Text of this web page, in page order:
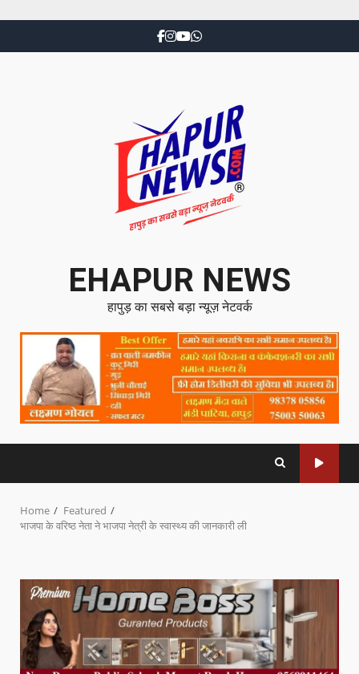
EHAPUR NEWS
हापुड़ का सबसे बड़ा न्यूज़ नेटवर्क
Home
Featured
भाजपा के वरिष्ठ नेता ने भाजपा नेत्री के स्वास्थ्य की जानकारी ली